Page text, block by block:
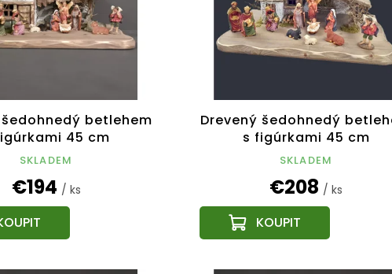
šedohnedý betlehem
45 cm
SKLADEM
€194 / ks
Drevený šedohnedý
s figúrkami 45 cm
SKLADEM
€208 / ks